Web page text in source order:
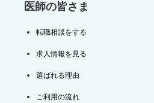
医師の皆さま
転職相談をする
求人情報を見る
選ばれる理由
ご利用の流れ